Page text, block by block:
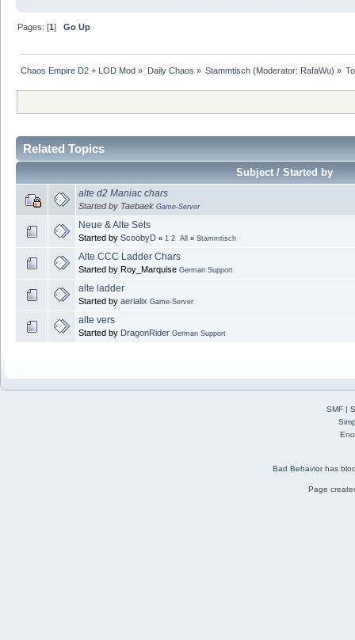
Pages: [1]Go Up
Chaos Empire D2 + LOD Mod » Daily Chaos » Stammtisch(Moderator: RafaWu) »
Related Topics
Subject / Started by
alte d2 Maniac chars
Started by Taebaek Game-Server
Neue & Alte Sets
Started by ScoobyD « 1 2 All » Stammtisch
Alte CCC Ladder Chars
Started by Roy_Marquise German Support
alte ladder
Started by aerialix Game-Server
alte vers
Started by DragonRider German Support
SMF|
Bad Behaviorhas
Page